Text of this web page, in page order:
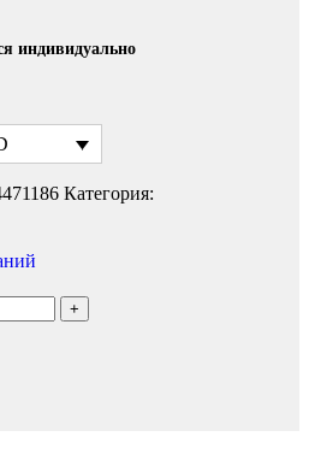
индивидуально
Категория: